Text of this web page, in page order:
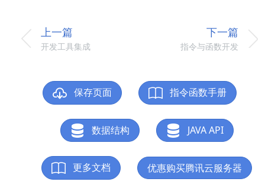
上一篇
开发工具集成
下一篇
指令与函数开发
保存页面 指令函数手册
数据结构 JAVA API
更多文档 优惠购买腾讯云服务器